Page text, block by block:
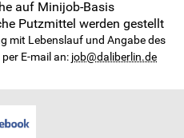
auf Minijob-Basis
Putzmittel werden gestellt
mit Lebenslauf und Angabe des
E-mail an: job@daliberlin.de